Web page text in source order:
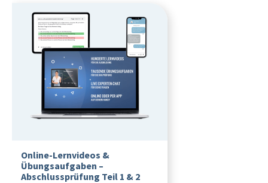
Online-Lernvideos &
Übungsaufgaben –
Abschlussprüfung Teil 1 & 2